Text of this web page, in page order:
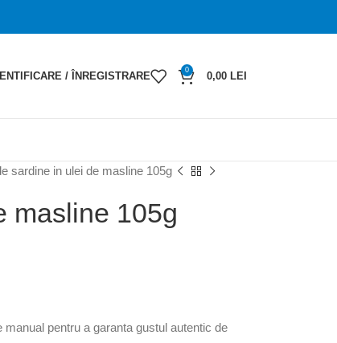
/ ÎNREGISTRARE
0
0,00 LEI
sardine in ulei de masline 105g
masline 105g
pentru a garanta gustul autentic de